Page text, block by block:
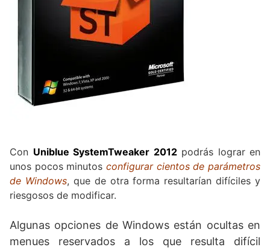
Con Uniblue SystemTweaker 2012podrás lograr en
unos pocos minutos configurar cientos de parámetros
de Windows, que de otra forma resultarían difíciles y
riesgosos de modificar.
Algunas opciones de Windows están ocultas en
menues reservados a los que resulta difícil